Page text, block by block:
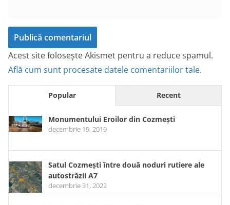
Acest site folosește Akismet pentru a reduce spamul.
Află cum sunt procesate datele comentariilor tale.
Popular Recent
Monumentului Eroilor din Cozmești
decembrie 19, 2019
Satul Cozmești între două noduri rutiere ale
autostrăzii A7
decembrie 31, 2022